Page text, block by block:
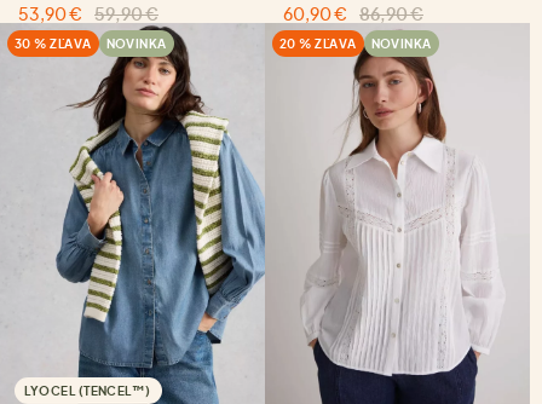
53,90 €
59,90 €
60,90 €
86,90 €
30 % ZĽAVA NOVINKA
LYOCEL (TENCEL™)
20 % ZĽAVA NOVINKA